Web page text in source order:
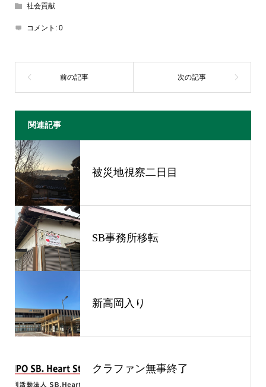
社会貢献
コメント: 0
関連記事
被災地視察二日目
SB事務所移転
新高岡入り
クラファン無事終了